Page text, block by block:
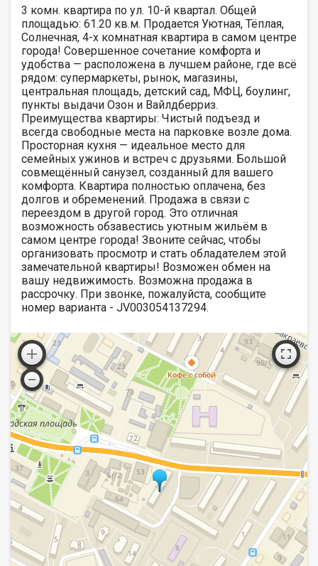
3 комн. квартира по ул. 10-й квартал. Общей
площадью: 61.20 кв.м. Продается Уютная, Тёплая,
Солнечная, 4-х комнатная квартира в самом центре
города! Совершенное сочетание комфорта и
удобства — расположена в лучшем районе, где всё
рядом: супермаркеты, рынок, магазины,
центральная площадь, детский сад, МФЦ, боулинг,
пункты выдачи Озон и Вайлдберриз.
Преимущества квартиры: Чистый подъезд и
всегда свободные места на парковке возле дома.
Просторная кухня — идеальное место для
семейных ужинов и встреч с друзьями. Большой
совмещённый санузел, созданный для вашего
комфорта. Квартира полностью оплачена, без
долгов и обременений. Продажа в связи с
переездом в другой город. Это отличная
возможность обзавестись уютным жильём в
самом центре города! Звоните сейчас, чтобы
организовать просмотр и стать обладателем этой
замечательной квартиры! Возможен обмен на
вашу недвижимость. Возможна продажа в
рассрочку. При звонке, пожалуйста, сообщите
номер варианта - JV003054137294.